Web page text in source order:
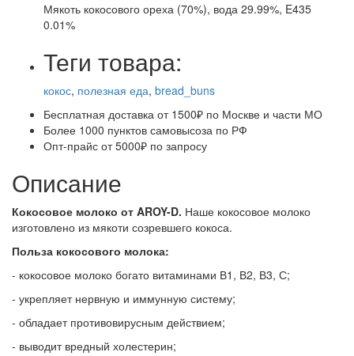
Мякоть кокосового ореха (70%), вода 29.99%, E435
0.01%
Теги товара:
кокос, полезная еда, bread_buns
Бесплатная доставка от 1500₽ по Москве и части МО
Более 1000 пунктов самовысоза по РФ
Опт-прайс от 5000₽ по запросу
Описание
Кокосовое молоко от AROY-D. Наше кокосовое молоко
изготовлено из мякоти созревшего кокоса.
Польза кокосового молока:
- кокосовое молоко богато витаминами В1, В2, В3, С;
- укрепляет нервную и иммунную систему;
- обладает противовирусным действием;
- выводит вредный холестерин;